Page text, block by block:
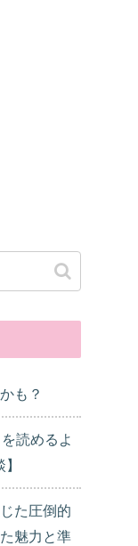
も？
読めるよ
た圧倒的
魅力と準